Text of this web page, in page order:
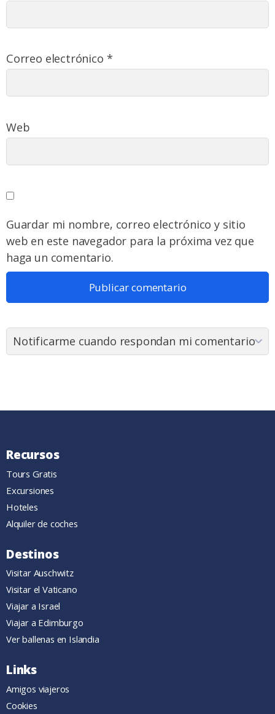
Correo electrónico *
Web
Guardar mi nombre, correo electrónico y sitio
web en este navegador para la próxima vez que
haga un comentario.
Recursos
Tours Gratis
Excursiones
Hoteles
Alquiler de coches
Destinos
Visitar Auschwitz
Visitar el Vaticano
Viajar a Israel
Viajar a Edimburgo
Ver ballenas en Islandia
Links
Amigos viajeros
Cookies